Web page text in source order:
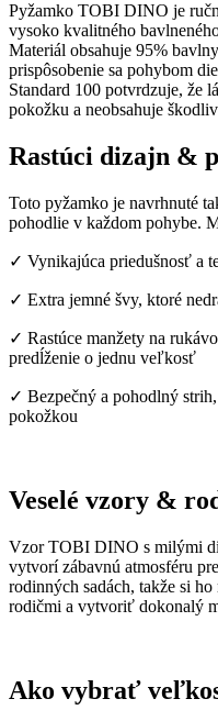
Pyžamko TOBI DINO je
vysoko kvalitného
Materiál obsahuje 95%
prispôsobenie sa pohybom
Standard 100 potvrdzuje, že
pokožku a neobsahuje
Rastúci dizajn &
Toto pyžamko je navrhnuté
pohodlie v každom pohybe.
✓ Vynikajúca priedušnosť a
✓ Extra jemné švy, ktoré
✓ Rastúce manžety na
predĺženie o jednu veľkosť
✓ Bezpečný a pohodlný
pokožkou
Veselé vzory &
Vzor TOBI DINO s milými
vytvorí zábavnú atmosféru
rodinných sadách, takže si
rodičmi a vytvoriť dokonalý
Ako vybrať